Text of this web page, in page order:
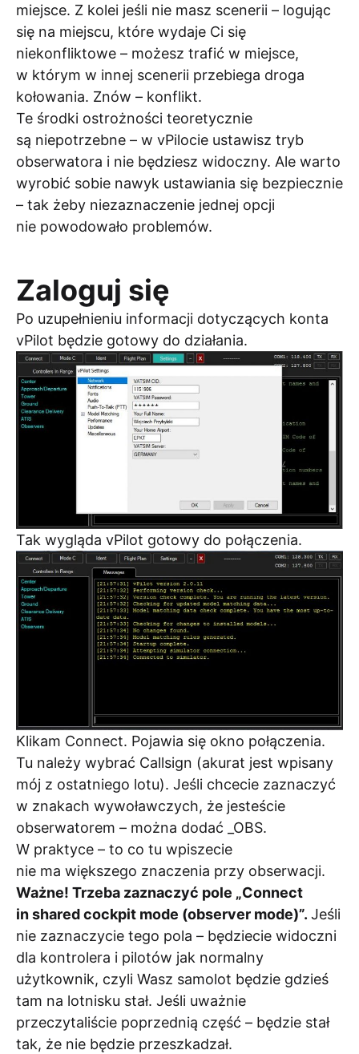
miejsce. Z kolei jeśli nie masz scenerii – logując
się na miejscu, które wydaje Ci się
niekonfliktowe – możesz trafić w miejsce,
w którym w innej scenerii przebiega droga
kołowania. Znów – konflikt.
Te środki ostrożności teoretycznie
są niepotrzebne – w vPilocie ustawisz tryb
obserwatora i nie będziesz widoczny. Ale warto
wyrobić sobie nawyk ustawiania się bezpiecznie
– tak żeby niezaznaczenie jednej opcji
nie powodowało problemów.
Zaloguj się
Po uzupełnieniu informacji dotyczących konta
vPilot będzie gotowy do działania.
Tak wygląda vPilot gotowy do połączenia.
Klikam Connect. Pojawia się okno połączenia.
Tu należy wybrać Callsign (akurat jest wpisany
mój z ostatniego lotu). Jeśli chcecie zaznaczyć
w znakach wywoławczych, że jesteście
obserwatorem – można dodać _OBS.
W praktyce – to co tu wpiszecie
nie ma większego znaczenia przy obserwacji.
Ważne! Trzeba zaznaczyć pole „Connect
in shared cockpit mode (observer mode)”. Jeśli
nie zaznaczycie tego pola – będziecie widoczni
dla kontrolera i pilotów jak normalny
użytkownik, czyli Wasz samolot będzie gdzieś
tam na lotnisku stał. Jeśli uważnie
przeczytaliście poprzednią część – będzie stał
tak, że nie będzie przeszkadzał.